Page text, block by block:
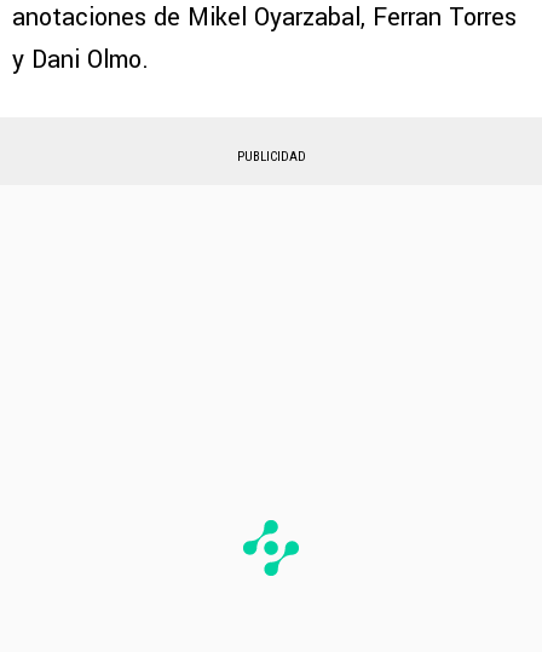
anotaciones de Mikel Oyarzabal, Ferran Torres
y Dani Olmo.
PUBLICIDAD